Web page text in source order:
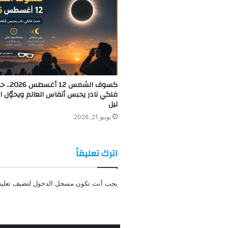
كسوف الشمس
فلكي نادر يحبس أنفاس العالم ويحوّل
ليل
يونيو 21, 2026
اترك تعليقاً
يجب أنت تكون مسجل الدخول لتضيف